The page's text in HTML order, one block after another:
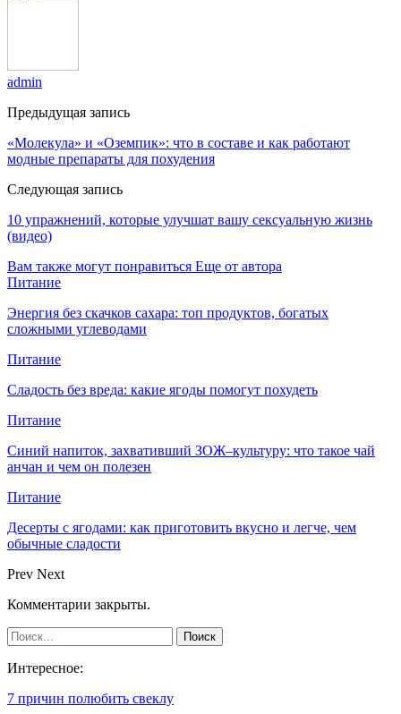
admin
Предыдущая запись
«Молекула» и «Оземпик»: что в составе и как работают
модные препараты для похудения
Следующая запись
10 упражнений, которые улучшат вашу сексуальную жизнь
(видео)
Вам также могут понравиться Еще от автора
Питание
Энергия без скачков сахара: топ продуктов, богатых
сложными углеводами
Питание
Сладость без вреда: какие ягоды помогут похудеть
Питание
Синий напиток, захвативший ЗОЖ–культуру: что такое чай
анчан и чем он полезен
Питание
Десерты с ягодами: как приготовить вкусно и легче, чем
обычные сладости
Prev Next
Комментарии закрыты.
Интересное:
7 причин полюбить свеклу